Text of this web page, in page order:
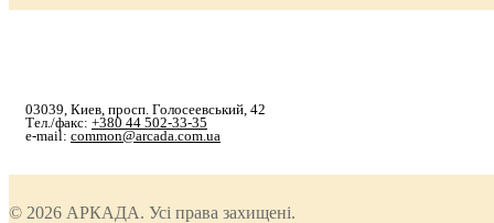
03039, Киев, просп. Голосеевський, 42
Тел./факс: +380 44 502-33-35
e-mail: common@arcada.com.ua
© 2026 АРКАДА. Усі права захищені.